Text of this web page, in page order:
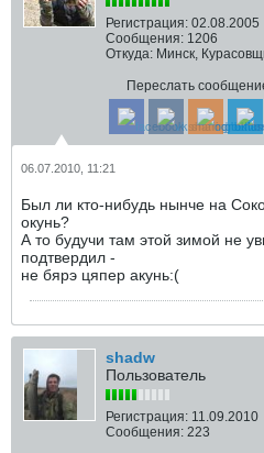
Регистрация: 02.08.2005
Сообщения: 1206
Откуда: Минск,
Переслать
06.07.2010, 11:21
Был ли кто-нибудь нынче на
окунь?
А то будучи там этой зимой не
подтвердил -
не бярэ цяпер акунь:(
shadw
Пользователь
Регистрация: 11.09.2010
Сообщения: 223